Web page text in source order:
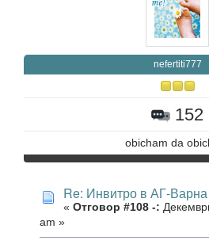
nefertiti777
152
obicham da
Re: Инвитро в АГ-Варна
« Отговор #108 -:
am »